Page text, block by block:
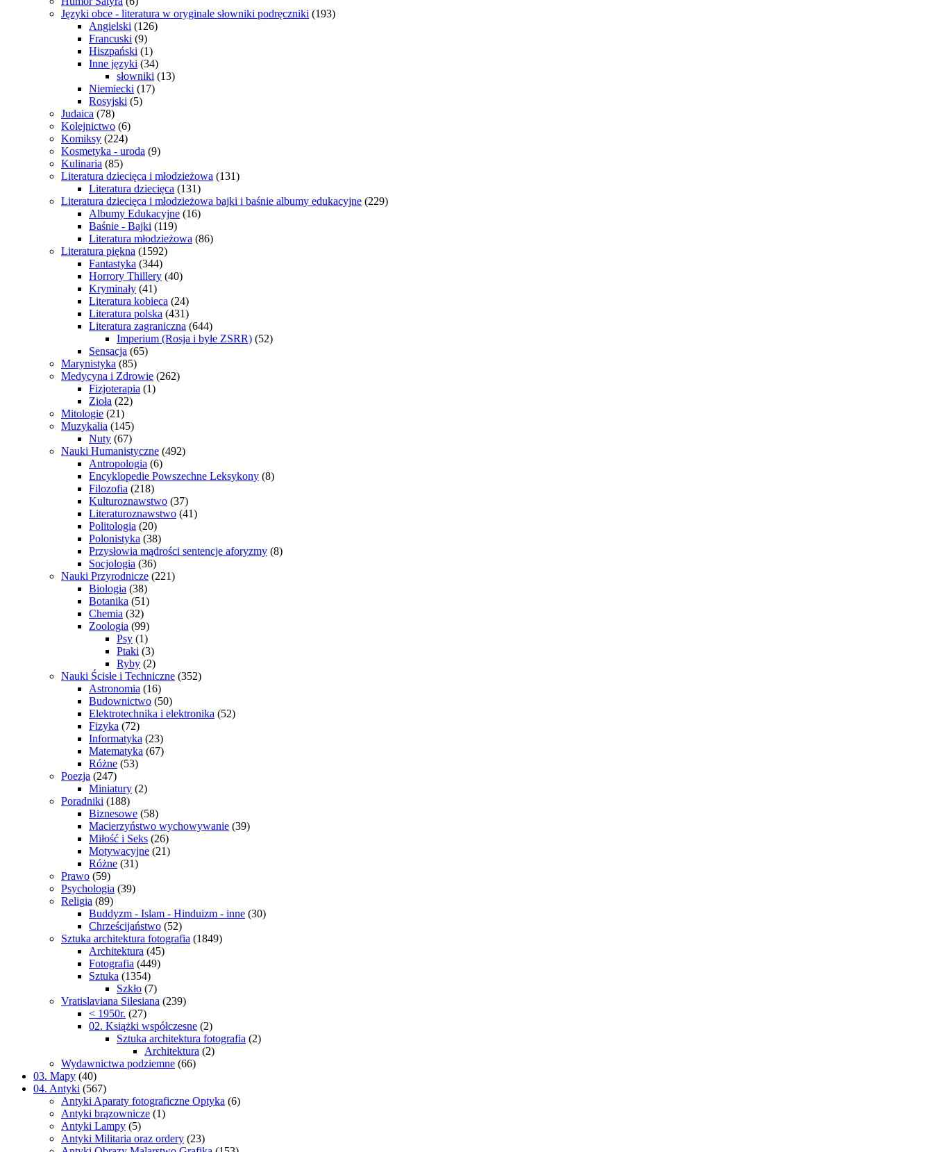
Języki obce - literatura w oryginale słowniki podręczniki (193)
Angielski (126)
Francuski (9)
Hiszpański (1)
Inne języki (34)
słowniki (13)
Niemiecki (17)
Rosyjski (5)
Judaica (78)
Kolejnictwo (6)
Komiksy (224)
Kosmetyka - uroda (9)
Kulinaria (85)
Literatura dziecięca i młodzieżowa (131)
Literatura dziecięca (131)
Literatura dziecięca i młodzieżowa bajki i baśnie albumy edukacyjne (229)
Albumy Edukacyjne (16)
Baśnie - Bajki (119)
Literatura młodzieżowa (86)
Literatura piękna (1592)
Fantastyka (344)
Horrory Thillery (40)
Kryminały (41)
Literatura kobieca (24)
Literatura polska (431)
Literatura zagraniczna (644)
Imperium (Rosja i byłe ZSRR) (52)
Sensacja (65)
Marynistyka (85)
Medycyna i Zdrowie (262)
Fizjoterapia (1)
Zioła (22)
Mitologie (21)
Muzykalia (145)
Nuty (67)
Nauki Humanistyczne (492)
Antropologia (6)
Encyklopedie Powszechne Leksykony (8)
Filozofia (218)
Kulturoznawstwo (37)
Literaturoznawstwo (41)
Politologia (20)
Polonistyka (38)
Przysłowia mądrości sentencje aforyzmy (8)
Socjologia (36)
Nauki Przyrodnicze (221)
Biologia (38)
Botanika (51)
Chemia (32)
Zoologia (99)
Psy (1)
Ptaki (3)
Ryby (2)
Nauki Ścisłe i Techniczne (352)
Astronomia (16)
Budownictwo (50)
Elektrotechnika i elektronika (52)
Fizyka (72)
Informatyka (23)
Matematyka (67)
Różne (53)
Poezja (247)
Miniatury (2)
Poradniki (188)
Biznesowe (58)
Macierzyństwo wychowywanie (39)
Miłość i Seks (26)
Motywacyjne (21)
Różne (31)
Prawo (59)
Psychologia (39)
Religia (89)
Buddyzm - Islam - Hinduizm - inne (30)
Chrześcijaństwo (52)
Sztuka architektura fotografia (1849)
Architektura (45)
Fotografia (449)
Sztuka (1354)
Szkło (7)
Vratislaviana Silesiana (239)
< 1950r. (27)
02. Książki współczesne (2)
Sztuka architektura fotografia (2)
Architektura (2)
Wydawnictwa podziemne (66)
03. Mapy (40)
04. Antyki (567)
Antyki Aparaty fotograficzne Optyka (6)
Antyki brązownicze (1)
Antyki Lampy (5)
Antyki Militaria oraz ordery (23)